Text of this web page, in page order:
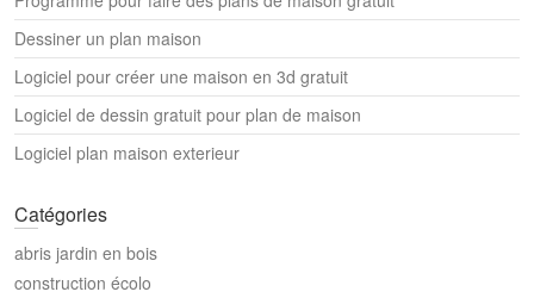
Dessiner un plan maison
Logiciel pour créer une maison en 3d gratuit
Logiciel de dessin gratuit pour plan de maison
Logiciel plan maison exterieur
Catégories
abris jardin en bois
construction écolo